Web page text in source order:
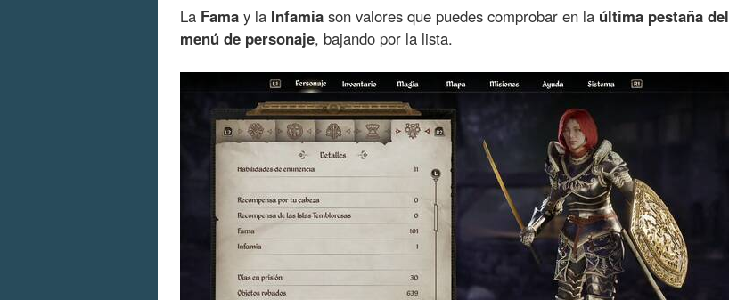
La Fama y la Infamia son valores que puedes comprobar en la última pestaña del
menú de personaje, bajando por la lista.